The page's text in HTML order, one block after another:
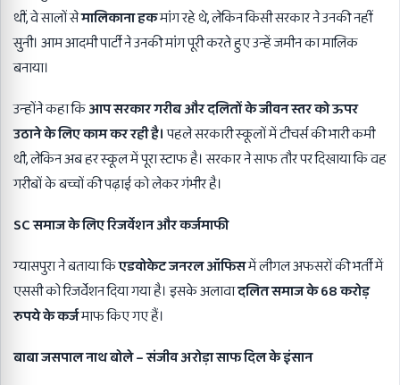
थीं, वे सालों सेमालिकाना हकमांग रहे थे, लेकिन किसी सरकार ने उनकी नहीं
सुनी। आम आदमी पार्टी ने उनकी मांग पूरी करते हुए उन्हें जमीन का मालिक
बनाया।
उन्होंने कहा किआप सरकार गरीब और दलितों के जीवन स्तर को ऊपर
उठाने के लिए काम कर रही है।पहले सरकारी स्कूलों में टीचर्स की भारी कमी
थी, लेकिन अब हर स्कूल में पूरा स्टाफ है। सरकार ने साफ तौर पर दिखाया कि वह
गरीबों के बच्चों की पढ़ाई को लेकर गंभीर है।
SCसमाज के लिए रिजर्वेशन और कर्जमाफी
ग्यासपुरा ने बताया किएडवोकेट जनरल ऑफिसमें लीगल अफसरों की भर्ती में
एससी को रिजर्वेशन दिया गया है। इसके अलावादलित समाज के68करोड़
रुपये के कर्जमाफ किए गए हैं।
बाबा जसपाल नाथ बोले–संजीव अरोड़ा साफ दिल के इंसान